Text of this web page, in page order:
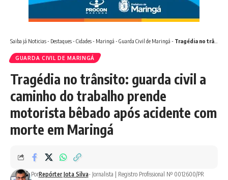
Saiba já Noticias- Destaques- Cidades- Maringá - Guarda Civil de Maringá - Tragédia no trânsito: guarda civil a caminho do trabalho prende motorista bêbado após acidente com morte em Maringá
GUARDA CIVIL DE MARINGÁ
Tragédia no trânsito: guarda civil a
caminho do trabalho prende
motorista bêbado após acidente com
morte em Maringá
PorRepórter Jota Silva- Jornalista | Registro Profissional Nº 0012600/PR